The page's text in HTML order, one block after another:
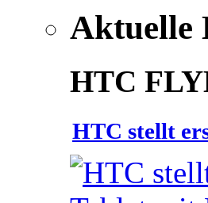
Aktuelle
HTC
HTC stellt